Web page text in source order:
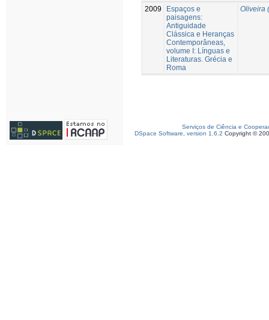
2009
Espaços e
paisagens:
Antiguidade
Clássica e Heranças
Contemporâneas,
volume I: Línguas e
Literaturas. Grécia e
Roma
Oliveira
Serviços de Ciência e
DSpace Software, version 1.6.2 Copyright ©